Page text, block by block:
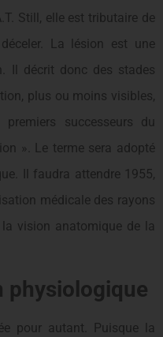
Still, elle est tributaire de
La lésion est une
Il décrit donc des stades
plus ou moins visibles,
successeurs du
». Le terme sera adopté
Il faudra attendre 1955,
médicale des rayons
vision anatomique de la
physiologique
pour autant. Puisque la